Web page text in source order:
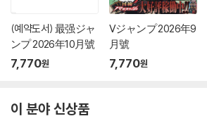
(예약도서) 最强ジャ
ンプ 2026年10月號
7,770원
Vジャンプ 2026年9
月號
7,770원
이 분야 신상품